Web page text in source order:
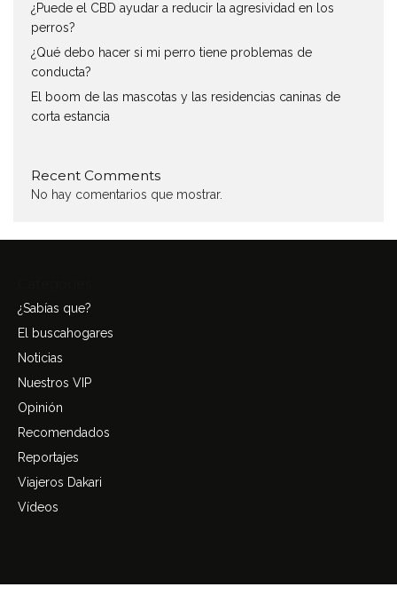
¿Puede el CBD ayudar a reducir la agresividad en los
perros?
¿Qué debo hacer si mi perro tiene problemas de
conducta?
El boom de las mascotas y las residencias caninas de
corta estancia
Recent Comments
No hay comentarios que mostrar.
¿Sabías que?
El buscahogares
Noticias
Nuestros VIP
Opinión
Recomendados
Reportajes
Viajeros Dakari
Vídeos